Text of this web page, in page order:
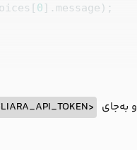
0 ].message);
به‌جای <LIARA_API_TOKEN>